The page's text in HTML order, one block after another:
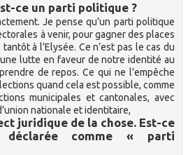
ce un parti politique ?
Je pense qu’un parti politique
à venir, pour gagner des places
à l’Elysée. Ce n’est pas le cas du
lutte en faveur de notre identité au
de repos. Ce qui ne l’empêche
quand cela est possible, comme
municipales et cantonales, avec
nationale et identitaire,
juridique de la chose. Est-ce
déclarée comme « parti